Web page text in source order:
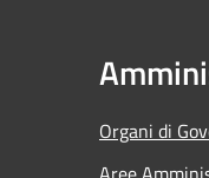
Organi di